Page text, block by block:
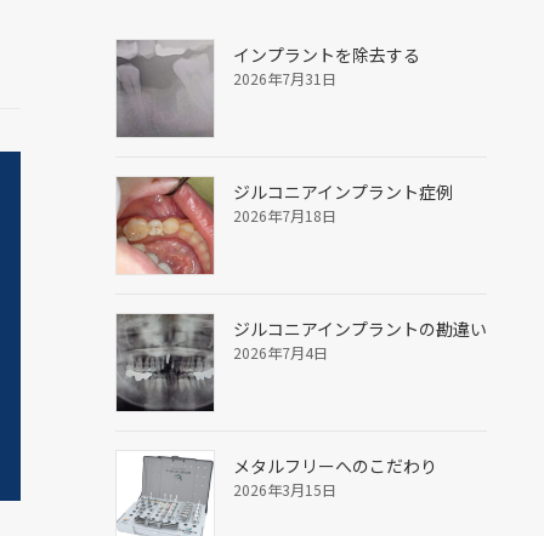
インプラントを除去する
2026年7月31日
ジルコニアインプラント症例
2026年7月18日
ジルコニアインプラントの勘違い
2026年7月4日
メタルフリーへのこだわり
2026年3月15日